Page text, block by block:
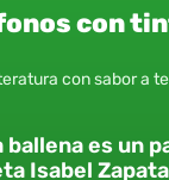
con
con sabor a
ballena es un
Isabel Zapata